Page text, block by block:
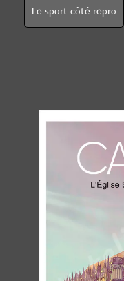
Le sport côté repro